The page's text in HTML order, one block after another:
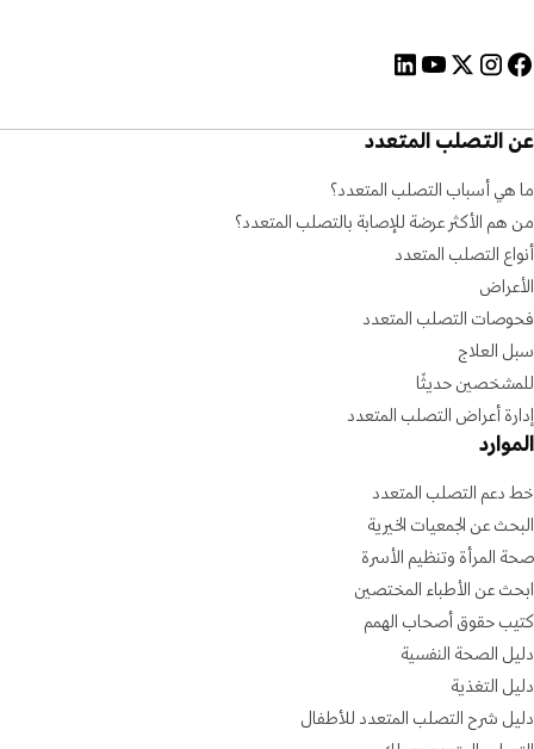
عن التصلب المتعدد
ما هي أسباب التصلب المتعدد؟
من هم الأكثر عرضة للإصابة بالتصلب المتعدد؟
أنواع التصلب المتعدد
الأعراض
فحوصات التصلب المتعدد
سبل العلاج
للمشخصين حديثًا
إدارة أعراض التصلب المتعدد
الموارد
خط دعم التصلب المتعدد
البحث عن الجمعيات الخيرية
صحة المرأة وتنظيم الأسرة
ابحث عن الأطباء المختصين
كتيب حقوق أصحاب الهمم
دليل الصحة النفسية
دليل التغذية
دليل شرح التصلب المتعدد للأطفال